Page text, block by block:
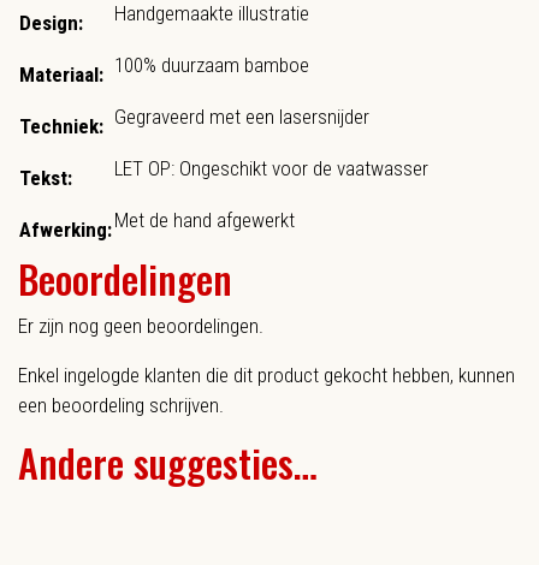
Design: Handgemaakte illustratie
Materiaal: 100% duurzaam bamboe
Techniek: Gegraveerd met een lasersnijder
Tekst: LET OP: Ongeschikt voor de vaatwasser
Afwerking:Met de hand afgewerkt
Beoordelingen
Er zijn nog geen beoordelingen.
Enkel ingelogde klanten die dit product gekocht hebben, kunnen
een beoordeling schrijven.
Andere suggesties…